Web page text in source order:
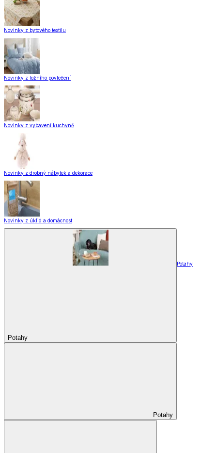
Novinky z bytového textilu
Novinky z ložního povlečení
Novinky z vybavení kuchyně
Novinky z drobný nábytek a dekorace
Novinky z úklid a domácnost
Potahy
Potahy
Potahy